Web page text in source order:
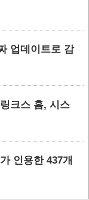
업데이트로 감
크스 홈, 시스
인용한 437개